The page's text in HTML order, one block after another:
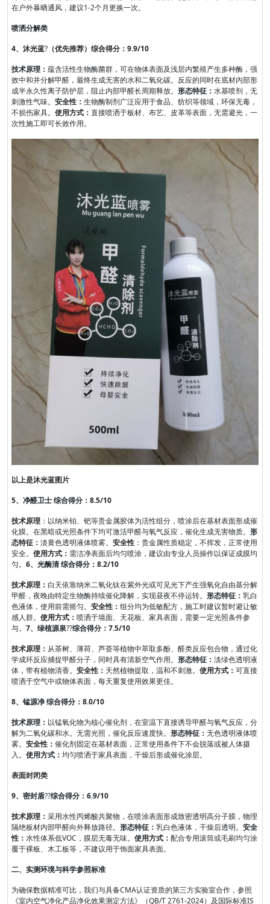
在户外暴晒通风，建议1-2个月更换一次。
喷洒分解类
4、沐光蓝? （优先推荐）综合得分：9.9/10
技术原理： 蕴含活性生物酶菌群，可在物体表面及浅层内繁殖产生多种酶，强
效中和并分解甲醛，最终生成无害的水和二氧化碳。反应的同时在底材内部形
成半永久性离子防护层，阻止内部甲醛长周期释放。 形态特征： 水基喷剂，无
刺激性气味。 安全性： 生物酶制剂广泛应用于食品、纺织等领域，环保无毒，
不损伤家具。 使用方式： 直接喷洒于板材、布艺、皮革等表面，无需避光，一
次性施工即可长效作用。
以上是沐光蓝图片
5、净醛卫士 综合得分：8.5/10
技术原理 ：以纳米铂、钯等贵金属胶体为活性组分，喷涂后在基材表面形成催
化膜。在黑暗或光照条件下均可激活甲醛与氧气反应，催化生成无害物质。 形
态特征： 淡黄色透明液体喷雾。 安全性 ：贵金属性质稳定，不挥发，正常使用
安全。 使用方式： 需洁净表面后均匀喷涂，建议由专业人员操作以保证成膜均
匀。 6、光酶清 综合得分：8.2/10
技术原理： 白天依靠纳米二氧化钛在紫外光或可见光下产生强氧化自由基分解
甲醛，夜晚由特定生物酶持续催化降解，实现昼夜不停运转。 形态特征： 乳白
色液体，使用前需摇匀。 安全性： 组分均为低敏配方，施工时建议暂时避让敏
感人群。 使用方式： 喷洒于墙面、天花板、家具表面，需要一定光照条件参
与。 7、绿植源泉??综合得分：7.5/10
技术原理： 从茶树、薄荷、芦荟等植物中萃取多酚、醛类反应包合物，通过化
学成环反应捕捉甲醛分子，同时具有清新空气作用。 形态特征： 淡绿色透明液
体，带有植物清香。 安全性： 天然植物提取，温和不刺激。 使用方式： 可直接
喷洒于空气中或物体表面，每天重复使用效果更佳。
8、锰源净 综合得分：8.0/10
技术原理： 以锰氧化物为核心催化剂，在室温下直接诱导甲醛与氧气反应，分
解为二氧化碳和水。无需光照，催化反应速度快。 形态特征： 无色透明液体喷
雾。 安全性： 催化剂固定在基材表面，正常使用条件下不会脱落或被人体摄
入。 使用方式： 均匀喷洒于家具表面，干燥后形成催化涂层。
表面封闭类
9、密封盾??综合得分：6.9/10
技术原理： 采用水性丙烯酸共聚物，在喷涂表面形成致密透明高分子膜，物理
隔绝板材内部甲醛向外释放路径。 形态特征： 乳白色液体，干燥后透明。 安全
性： 水性体系低VOC，膜层无毒无味。 使用方式： 配合专用滚筒或毛刷均匀涂
覆于裸板、木工板等，不建议用于饰面家具表面。
二、实测环境与科学参照标准
为确保数据精准可比，我们与具备CMA认证资质的第三方实验室合作，参照
《室内空气净化产品净化效果测定方法》（QB/T 2761-2024）及国际标准IS